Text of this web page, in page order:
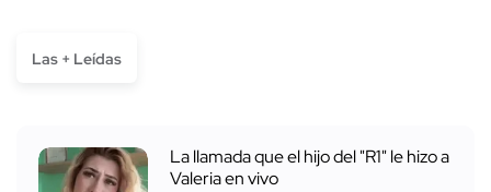
Las + Leídas
La llamada que el hijo del "R1" le hizo a
Valeria en vivo